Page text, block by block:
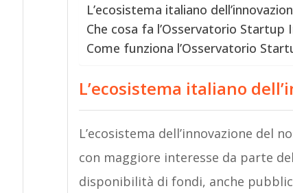
L’ecosistema italiano
Che cosa fa l’Osservatorio Startup
Come funziona l’Osservatorio
L’ecosistema italiano
L’ecosistema dell’innovazione del
con maggiore interesse da parte
disponibilità di fondi, anche